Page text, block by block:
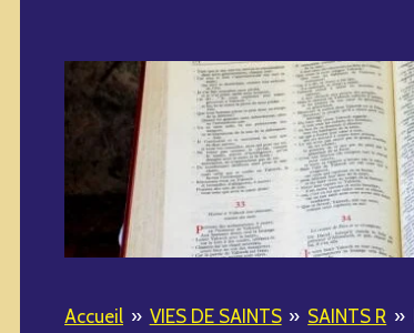
Accueil » VIES DE SAINTS » SAINTS R »